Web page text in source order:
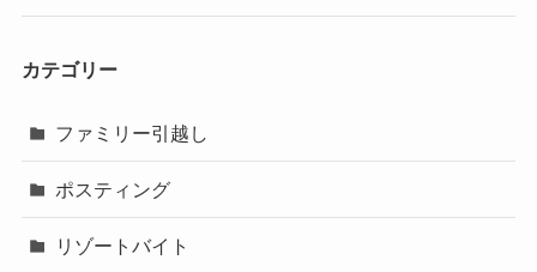
カテゴリー
ファミリー引越し
ポスティング
リゾートバイト